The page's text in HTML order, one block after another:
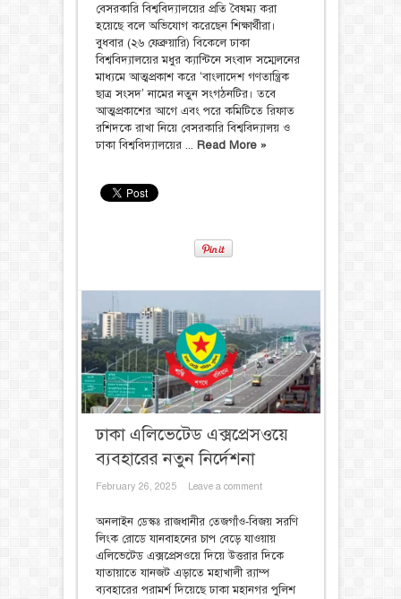
বেসরকারি বিশ্ববিদ্যালয়ের প্রতি বৈষম্য করা
হয়েছে বলে অভিযোগ করেছেন শিক্ষার্থীরা।
বুধবার (২৬ ফেব্রুয়ারি) বিকেলে ঢাকা
বিশ্ববিদ্যালয়ের মধুর ক্যান্টিনে সংবাদ সম্মেলনের
মাধ্যমে আত্মপ্রকাশ করে ‘বাংলাদেশ গণতান্ত্রিক
ছাত্র সংসদ’ নামের নতুন সংগঠনটির। তবে
আত্মপ্রকাশের আগে এবং পরে কমিটিতে রিফাত
রশিদকে রাখা নিয়ে বেসরকারি বিশ্ববিদ্যালয় ও
ঢাকা বিশ্ববিদ্যালয়ের ... Read More »
ঢাকা এলিভেটেড এক্সপ্রেসওয়ে
ব্যবহারের নতুন নির্দেশনা
February 26, 2025 Leave a comment
অনলাইন ডেস্কঃ রাজধানীর তেজগাঁও-বিজয় সরণি
লিংক রোডে যানবাহনের চাপ বেড়ে যাওয়ায়
এলিভেটেড এক্সপ্রেসওয়ে দিয়ে উত্তরার দিকে
যাতায়াতে যানজট এড়াতে মহাখালী র‍্যাম্প
ব্যবহারের পরামর্শ দিয়েছে ঢাকা মহানগর পুলিশ